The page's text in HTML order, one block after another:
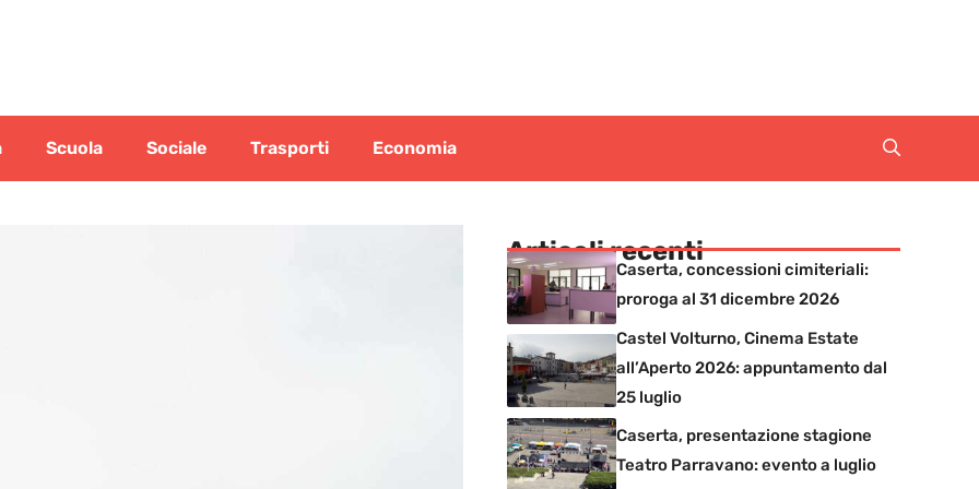
Scuola Sociale Trasporti Economia
Articoli recenti
Caserta, concessioni cimiteriali:
proroga al 31 dicembre 2026
Castel Volturno, Cinema Estate
all’Aperto 2026: appuntamento dal
25 luglio
Caserta, presentazione stagione
Teatro Parravano: evento a luglio